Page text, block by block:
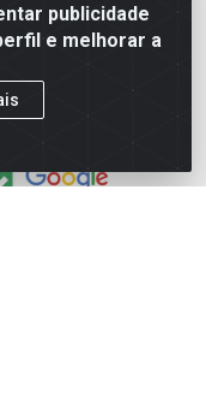
publicidade
e melhorar a